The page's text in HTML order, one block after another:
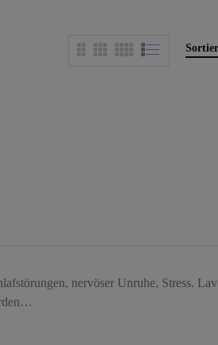
nervöser Unruhe, Stress.